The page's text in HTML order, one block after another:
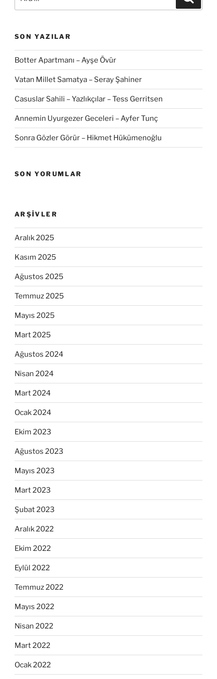
SON YAZILAR
Botter Apartmanı – Ayşe Övür
Vatan Millet Samatya – Seray Şahiner
Casuslar Sahili – Yazlıkçılar – Tess Gerritsen
Annemin Uyurgezer Geceleri – Ayfer Tunç
Sonra Gözler Görür – Hikmet Hükümenoğlu
SON YORUMLAR
ARŞIVLER
Aralık 2025
Kasım 2025
Ağustos 2025
Temmuz 2025
Mayıs 2025
Mart 2025
Ağustos 2024
Nisan 2024
Mart 2024
Ocak 2024
Ekim 2023
Ağustos 2023
Mayıs 2023
Mart 2023
Şubat 2023
Aralık 2022
Ekim 2022
Eylül 2022
Temmuz 2022
Mayıs 2022
Nisan 2022
Mart 2022
Ocak 2022